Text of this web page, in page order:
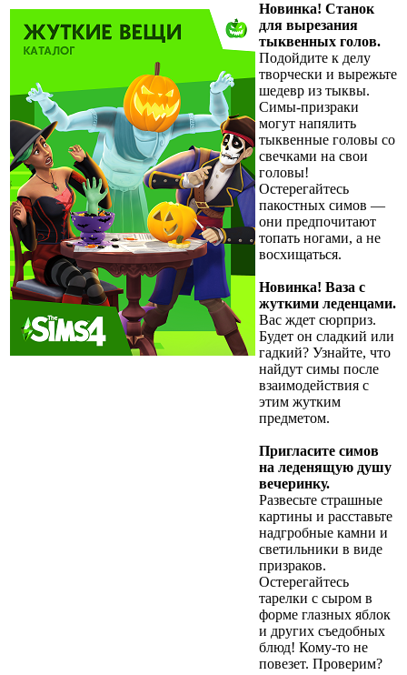
Новинка! Станок
для вырезания
тыквенных голов.
Подойдите к делу
творчески и вырежьте
шедевр из тыквы.
Симы-призраки
могут напялить
тыквенные головы со
свечками на свои
головы!
Остерегайтесь
пакостных симов —
они предпочитают
топать ногами, а не
восхищаться.
Новинка! Ваза с
жуткими леденцами.
Вас ждет сюрприз.
Будет он сладкий или
гадкий? Узнайте, что
найдут симы после
взаимодействия с
этим жутким
предметом.
Пригласите симов
на леденящую душу
вечеринку.
Развесьте страшные
картины и расставьте
надгробные камни и
светильники в виде
призраков.
Остерегайтесь
тарелки с сыром в
форме глазных яблок
и других съедобных
блюд! Кому-то не
повезет. Проверим?